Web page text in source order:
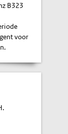
B323
voor